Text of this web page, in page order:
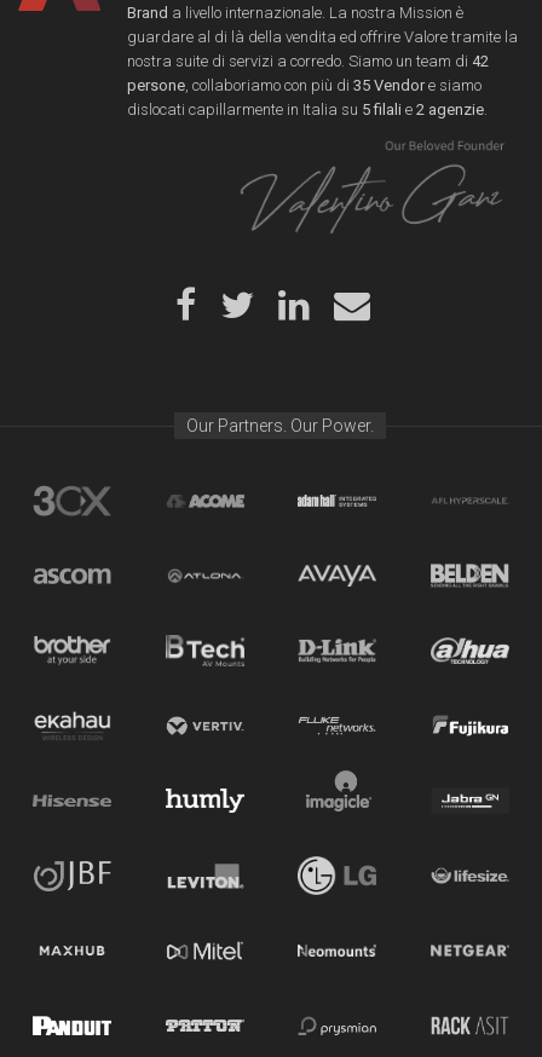
Brand a livello internazionale. La nostra Mission è
guardare al di là della vendita ed offrire Valore tramite la
nostra suite di servizi a corredo. Siamo un team di 42
persone, collaboriamo con più di 35 Vendore siamo
dislocati capillarmente in Italia su 5 filali e 2 agenzie.